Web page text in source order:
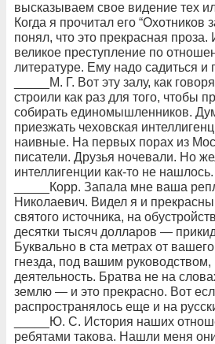
высказываем свое видение тех
Когда я прочитал его “Охотников
понял, что это прекрасная
великое преступление по
литературе. Ему надо садиться и
_____М. Г. Вот эту залу, как
строили как раз для того, чтобы
собирать единомышленников.
приезжать чеховская
наивные. На первых порах из
писатели. Друзья ночевали. Но
интеллигенции как-то не нашлось.
_____Корр. Запала мне ваша
Николаевич. Видел я и
святого источника, на
десятки тысяч долларов —
Буквально в ста метрах от
гнезда, под вашим руководством,
деятельность. Братва не на
землю — и это прекрасно. Вот
распространялось еще и на
_____Ю. С. История наших
ребятами такова. Нашли меня